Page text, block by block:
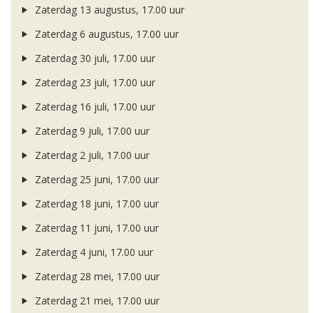
Zaterdag 13 augustus, 17.00 uur
Zaterdag 6 augustus, 17.00 uur
Zaterdag 30 juli, 17.00 uur
Zaterdag 23 juli, 17.00 uur
Zaterdag 16 juli, 17.00 uur
Zaterdag 9 juli, 17.00 uur
Zaterdag 2 juli, 17.00 uur
Zaterdag 25 juni, 17.00 uur
Zaterdag 18 juni, 17.00 uur
Zaterdag 11 juni, 17.00 uur
Zaterdag 4 juni, 17.00 uur
Zaterdag 28 mei, 17.00 uur
Zaterdag 21 mei, 17.00 uur